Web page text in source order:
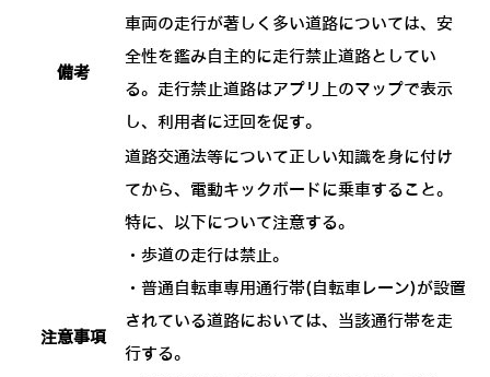
備考
車両の走行が著しく多い道路については、安
全性を鑑み自主的に走行禁止道路としてい
る。走行禁止道路はアプリ上のマップで表示
し、利用者に迂回を促す。
注意事項
道路交通法等について正しい知識を身に付け
てから、電動キックボードに乗車すること。
特に、以下について注意する。
・歩道の走行は禁止。
・普通自転車専用通行帯(自転車レーン)が設置
されている道路においては、当該通行帯を走
行する。